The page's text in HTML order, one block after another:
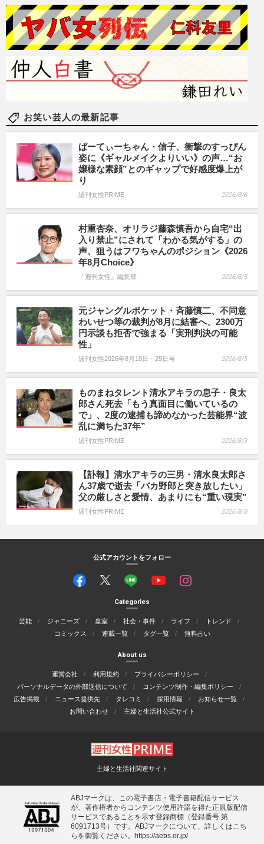
お笑い芸人の最新記事
ぱーてぃーちゃん・信子、衝撃のすっぴん
姿に《ギャルメイクよりいい》の声…“お
嬢様な素顔”とのギャップで好感度爆上が
り
週刊女性PRIME 2026/8/6
村重杏奈、オリラジ藤森慎吾から自宅“出
入り禁止”にされて「わかる気がする」の
声、狙うはフワちゃんのポジション《2026
年8月Choice》
『週刊女性』編集部 2026/8/5
元ジャングルポケット・斉藤慎二、不同意
わいせつ等の裁判が8月に結審へ、2300万
円示談も拒否で強まる「実刑判決の可能
性」
週刊女性2026年8月18日・25日号 2026/8/5
ものまねタレント清水アキラの息子・良太
郎さん死去「もう真面目に働いているの
で」、2度の逮捕も諦めなかった芸能界“波
乱に満ちた37年”
週刊女性PRIME 2026/8/3
【訃報】清水アキラの三男・清水良太郎さ
ん37歳で逝去「バカ野郎と突き放したい」
父の厳しさと愛情、あまりにも“重い現実”
週刊女性PRIME 2026/8/3
公式アカウントをフォロー
Categories
芸能 ジャニーズ 皇室 社会・事件 ライフ
トレンド
コミックス
連載一覧 タグ一覧 無料占い
About us
運営会社 利用規約
プライバシーポリシー
パーソナルデータの外部送信について
コンテンツ制作・編集ポリシー
広告掲載
ニュース提供先 タレコミ 採用情報
お知らせ一覧
お問い合わせ
主婦と生活社公式サイト
主婦と生活社関連サイト
ABJマークは、この電子書店・電子書籍配信サービス
が、著作権者からコンテンツ使用許諾を得た正規版配信
サービスであることを示す登録商標（登録番号 第
6091713号）です。ABJマークについて、詳しくはこち
らを御覧ください。
https://aebs.or.jp/